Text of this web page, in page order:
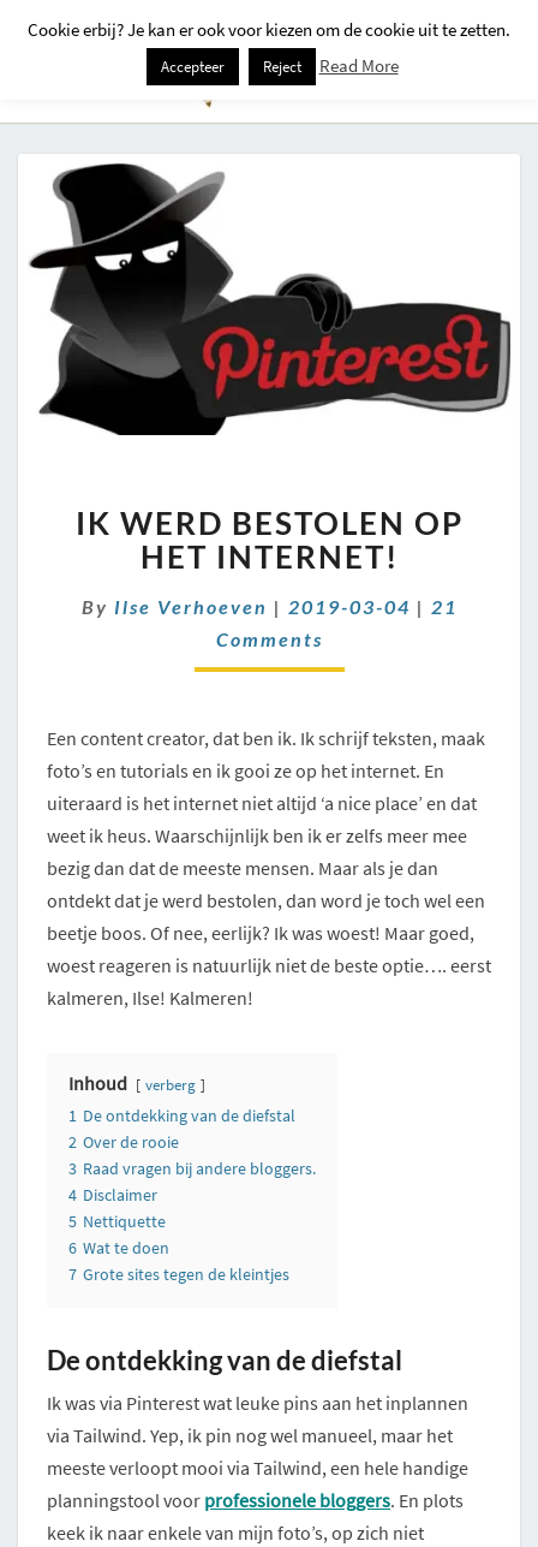
WERD
BESTOLEN
OP
HET
IK WERD BESTOLEN OP
HET INTERNET!
By Ilse Verhoeven | 2019-03-04 | Comments
21
Comments
Een content creator, dat ben ik. Ik schrijf teksten, maak
foto’s en tutorials en ik gooi ze op het internet. En
uiteraard is het internet niet altijd ‘a nice place’ en dat
weet ik heus. Waarschijnlijk ben ik er zelfs meer mee
bezig dan dat de meeste mensen. Maar als je dan
ontdekt dat je werd bestolen, dan word je toch wel een
beetje boos. Of nee, eerlijk? Ik was woest! Maar goed,
woest reageren is natuurlijk niet de beste optie…. eerst
kalmeren, Ilse! Kalmeren!
Inhoud verberg
1 De ontdekking van de diefstal
2 Over de rooie
3 Raad vragen bij andere bloggers.
4 Disclaimer
5 Nettiquette
6 Wat te doen
7 Grote sites tegen de kleintjes
De ontdekking van de diefstal
Ik was via Pinterest wat leuke pins aan het inplannen
via Tailwind. Yep, ik pin nog wel manueel, maar het
meeste verloopt mooi via Tailwind, een hele handige
planningstool voor professionele bloggers. En plots
keek ik naar enkele van mijn foto’s, op zich niet
Cookie erbij? Je kan er ook voor kiezen om de cookie uit te zetten.
Accepteer Reject Read More